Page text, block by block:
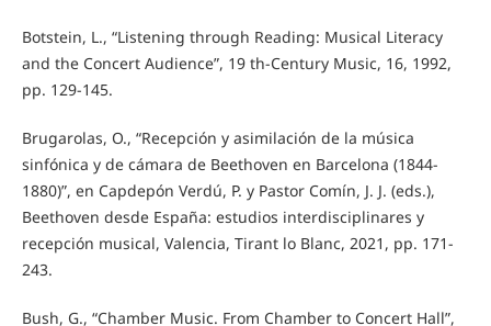
Botstein, L., “Listening through Reading: Musical Literacy
and the Concert Audience”, 19 th-Century Music, 16, 1992,
pp. 129-145.
Brugarolas, O., “Recepción y asimilación de la música
sinfónica y de cámara de Beethoven en Barcelona (1844-
1880)”, en Capdepón Verdú, P. y Pastor Comín, J. J. (eds.),
Beethoven desde España: estudios interdisciplinares y
recepción musical, Valencia, Tirant lo Blanc, 2021, pp. 171-
243.
Bush, G., “Chamber Music. From Chamber to Concert Hall”,